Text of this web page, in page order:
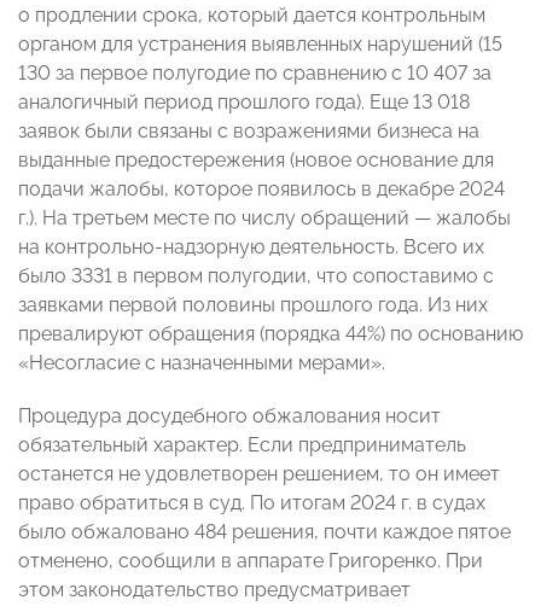
о продлении срока, который дается контрольным
органом для устранения выявленных нарушений (15
130 за первое полугодие по сравнению с 10 407 за
аналогичный период прошлого года). Еще 13 018
заявок были связаны с возражениями бизнеса на
выданные предостережения (новое основание для
подачи жалобы, которое появилось в декабре 2024
г.). На третьем месте по числу обращений — жалобы
на контрольно-надзорную деятельность. Всего их
было 3331 в первом полугодии, что сопоставимо с
заявками первой половины прошлого года. Из них
превалируют обращения (порядка 44%) по основанию
«Несогласие с назначенными мерами».
Процедура досудебного обжалования носит
обязательный характер. Если предприниматель
останется не удовлетворен решением, то он имеет
право обратиться в суд. По итогам 2024 г. в судах
было обжаловано 484 решения, почти каждое пятое
отменено, сообщили в аппарате Григоренко. При
этом законодательство предусматривает